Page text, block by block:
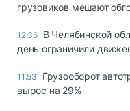
грузовиков мешают
12:36 В Челябинской
день ограничили
11:53
Грузооборот
вырос на 29%